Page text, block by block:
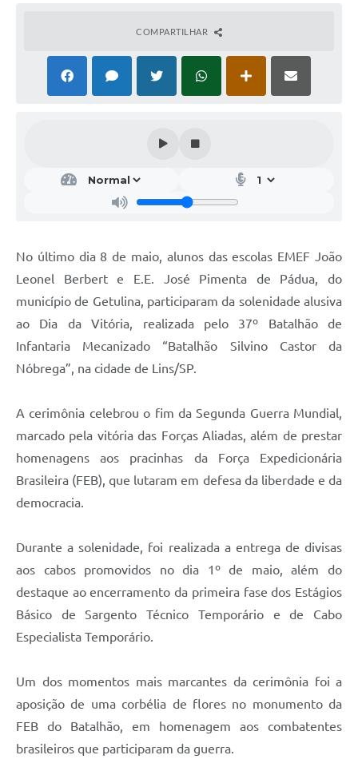
COMPARTILHAR
No último dia 8 de maio, alunos das escolas EMEF João
Leonel Berbert e E.E. José Pimenta de Pádua, do
município de Getulina, participaram da solenidade alusiva
ao Dia da Vitória, realizada pelo 37º Batalhão de
Infantaria Mecanizado “Batalhão Silvino Castor da
Nóbrega”, na cidade de Lins/SP.
A cerimônia celebrou o fim da Segunda Guerra Mundial,
marcado pela vitória das Forças Aliadas, além de prestar
homenagens aos pracinhas da Força Expedicionária
Brasileira (FEB), que lutaram em defesa da liberdade e da
democracia.
Durante a solenidade, foi realizada a entrega de divisas
aos cabos promovidos no dia 1º de maio, além do
destaque ao encerramento da primeira fase dos Estágios
Básico de Sargento Técnico Temporário e de Cabo
Especialista Temporário.
Um dos momentos mais marcantes da cerimônia foi a
aposição de uma corbélia de flores no monumento da
FEB do Batalhão, em homenagem aos combatentes
brasileiros que participaram da guerra.